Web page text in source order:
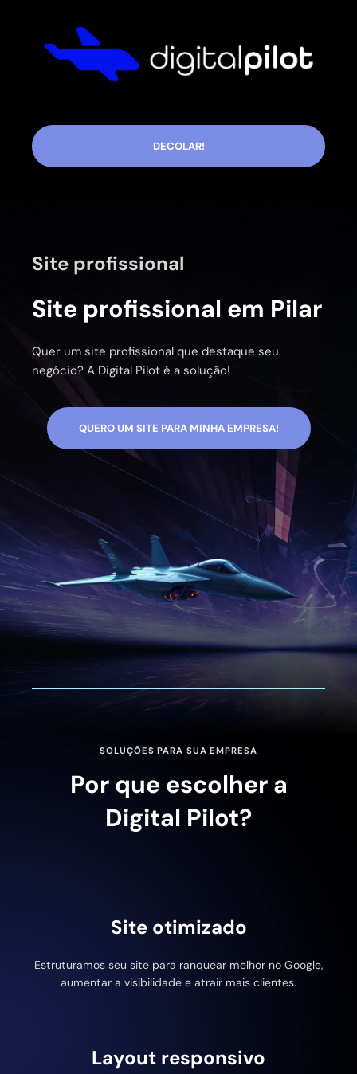
DECOLAR!
Site profissional
Site profissional em Pilar
Quer um site profissional que destaque seu
negócio? A Digital Pilot é a solução!
QUERO UM SITE PARA MINHA EMPRESA!
SOLUÇÕES PARA SUA EMPRESA
Por que escolher a
Digital Pilot?
Site otimizado
Estruturamos seu site para ranquear melhor no Google,
aumentar a visibilidade e atrair mais clientes.
Layout responsivo